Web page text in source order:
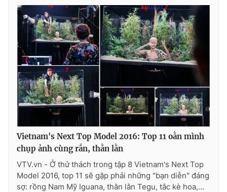
thuận bằng văn bản. Ghi rõ nguồn VTV.vn khi phát hành lại
thông tin từ website này.
Vietnam's Next Top Model 2016: Top 11 oằn mình
chụp ảnh cùng rắn, thằn lằn
VTV.vn - Ở thử thách trong tập 8 Vietnam's Next Top
Model 2016, top 11 sẽ gặp phải những "bạn diễn" đáng
sợ: rồng Nam Mỹ Iguana, thằn lằn Tegu, tắc kè hoa,...